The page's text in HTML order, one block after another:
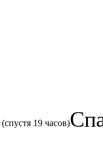
(спустя 19 часов)